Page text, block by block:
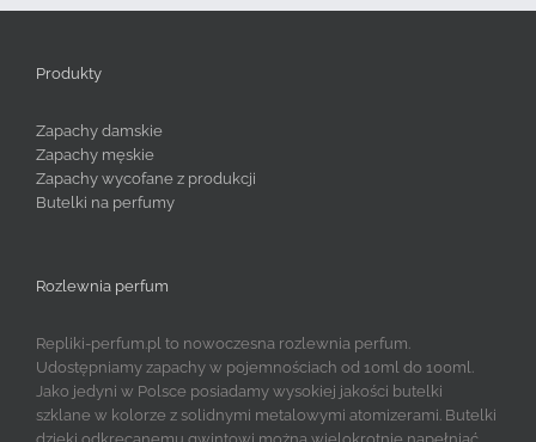
Produkty
Zapachy damskie
Zapachy męskie
Zapachy wycofane z produkcji
Butelki na perfumy
Rozlewnia perfum
Repliki-perfum.pl to nowoczesna rozlewnia perfum.
Udostępniamy zapachy w pojemnościach od 10ml do 100ml.
Jako jedyni w Polsce posiadamy wysokiej jakości butelki
szklane w kolorze z solidnymi metalowymi atomizerami. Butelki